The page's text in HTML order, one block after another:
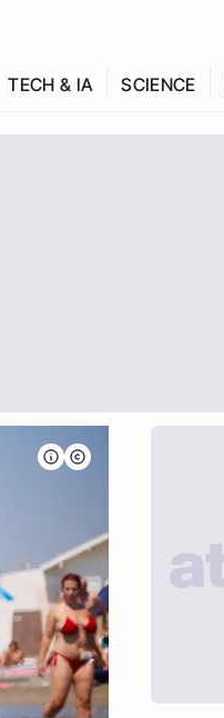
TECH & IA SCIENCE